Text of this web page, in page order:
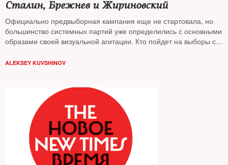
Сталин, Брежнев и Жириновский
Официально предвыборная кампания еще не стартовала, но
большинство системных партий уже определились с основными
образами своей визуальной агитации. Кто пойдет на выборы с
узнавал The New Times
ALEKSEY KUVSHINOV